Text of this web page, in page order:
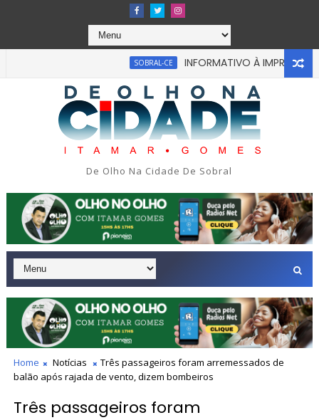
SOBRAL-CE INFORMATIVO À IMPRENSA
De Olho Na Cidade De Sobral
Home Notícias
Três passageiros foram arremessados de
balão após rajada de vento, dizem bombeiros
Três passageiros foram